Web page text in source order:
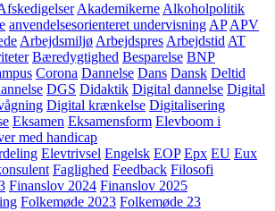
Akademikerne Alkoholpolitik
anvendelsesorienteret undervisning AP APV
Arbejdsmiljø Arbejdspres Arbejdstid AT
Bæredygtighed Besparelse BNP
Corona Dannelse Dans Dansk Deltid
DGS Didaktik Digital dannelse Digital
Digital krænkelse Digitalisering
Eksamen Eksamensform Elevboom i
med handicap
Elevtrivsel Engelsk EOP Epx EU Eux
Faglighed Feedback Filosofi
Finanslov 2024 Finanslov 2025
Folkemøde 2023 Folkemøde 23